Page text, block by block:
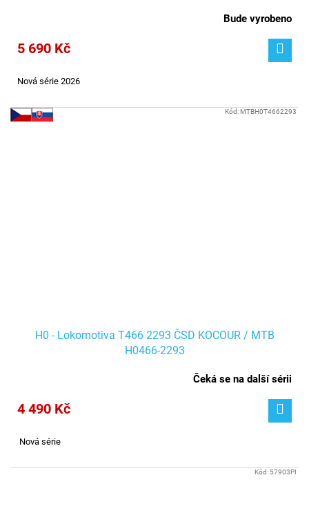
Bude vyrobeno
5 690 Kč
Nová série 2026
H0 - Lokomotiva T466 2293 ČSD KOCOUR / MTB
H0466-2293
Čeká se na další sérii
4 490 Kč
Nová série
Kód:MTBH0T4662293
Kód: 57903PI